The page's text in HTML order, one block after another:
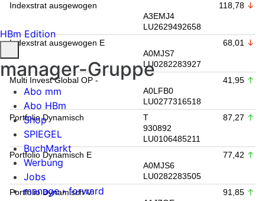
Indexstrat ausgewogen
A3EMJ4
LU2629492658
118,78
Indexstrat ausgewogen E
A0MJS7
LU0282283927
68,01
Multi Invest Global OP -
A0LFB0
LU0277316518
41,95
Portfolio Dynamisch
T
930892
LU0106485211
87,27
Portfolio Dynamisch E
A0MJS6
LU0282283505
77,42
Portfolio Dynamisch V
91,85
HBm Edition
manager-Gruppe
Abo mm
Abo HBm
Shop
SPIEGEL
BuchMarkt
Werbung
Jobs
manage › forward